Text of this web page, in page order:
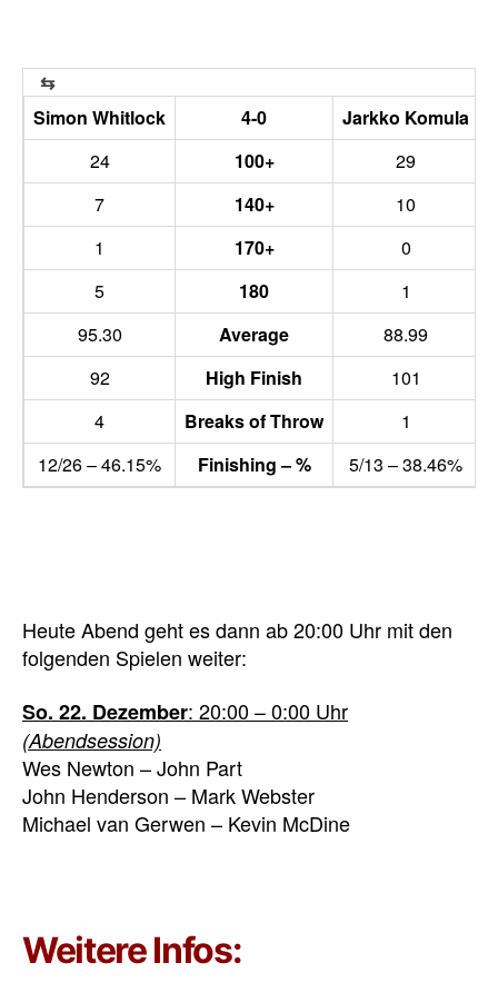
Simon Whitlock 4-0
Jarkko Komula
24
100+
29
7
140+
10
1
170+
0
5
180
1
95.30
Average
88.99
92
High Finish
101
4
Breaks of Throw
1
12/26 – 46.15%
Finishing – % 5/13 – 38.46%
Heute Abend geht es dann ab 20:00 Uhr mit den
folgenden Spielen weiter:
So. 22. Dezember: 20:00 – 0:00 Uhr
(Abendsession)
Wes Newton – John Part
John Henderson – Mark Webster
Michael van Gerwen – Kevin McDine
Weitere Infos: